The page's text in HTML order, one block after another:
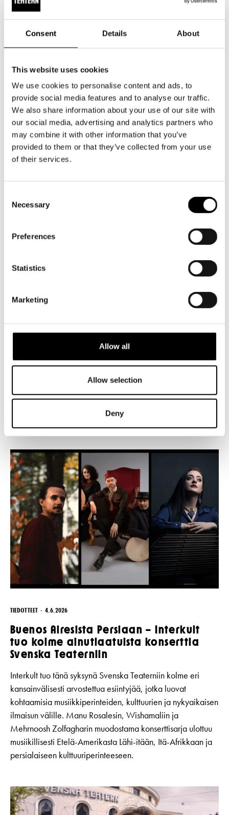
Consent Details About
This website uses cookies
We use cookies to personalise content and ads, to
provide social media features and to analyse our traffic.
We also share information about your use of our site with
our social media, advertising and analytics partners who
may combine it with other information that you’ve
provided to them or that they’ve collected from your use
of their services.
Selection
Necessary
Preferences
Statistics
Marketing
Allow all
Allow selection
Deny
vuosina hän on keskittynyt erityisesti strategiseen
kehittämiseen, johtamiseen ja organisaatiokehitykseen.
Svenska Teatern toivottaa Sabina Nerdrumin tervetulleeksi
kumppanuuksien kehittämiseksi.
TIEDOTTEET 11.6.2026
Jonas Gardellin elämäntyö ”Torka
aldrig tårar utan handskar” on
Höglundin ohjaama Torka aldrig tårar utan handskar (Älä
koskaan pyyhi kyyneleitä paljain käsin). Teatteri voi nyt
paljastaa, että Änglagårdin jälkeen sen seuraava
suurmusikaali pohjautuu Jonas Gardellin ylistettyyn
TIEDOTTEET 4.6.2026
Buenos Airesista Persiaan – Interkult
tuo kolme ainutlaatuista konserttia
Svenska Teaterniin
Interkult tuo tänä syksynä Svenska Teaterniin kolme eri
kansainvälisesti arvostettua esiintyjää, jotka luovat
kohtaamisia musiikkiperinteiden, kulttuurien ja nykyaikaisen
ilmaisun välille. Manu Rosalesin, Wishamaliin ja
Mehrnoosh Zolfagharin muodostama konserttisarja ulottuu
musiikillisesti Etelä-Amerikasta Lähi-itään, Itä-Afrikkaan ja
persialaiseen kulttuuriperinteeseen.